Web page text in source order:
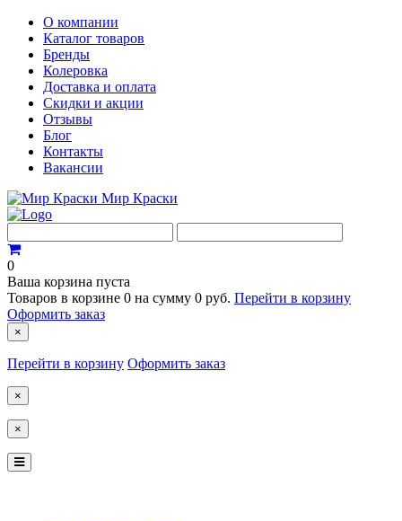
О компании
Каталог товаров
Бренды
Колеровка
Доставка и оплата
Скидки и акции
Отзывы
Блог
Контакты
Вакансии
Мир Краски
0
Ваша корзина пуста
Товаров в корзине 0 на сумму 0 руб. Перейти в корзину
Оформить заказ
×
Перейти в корзину Оформить заказ
×
×